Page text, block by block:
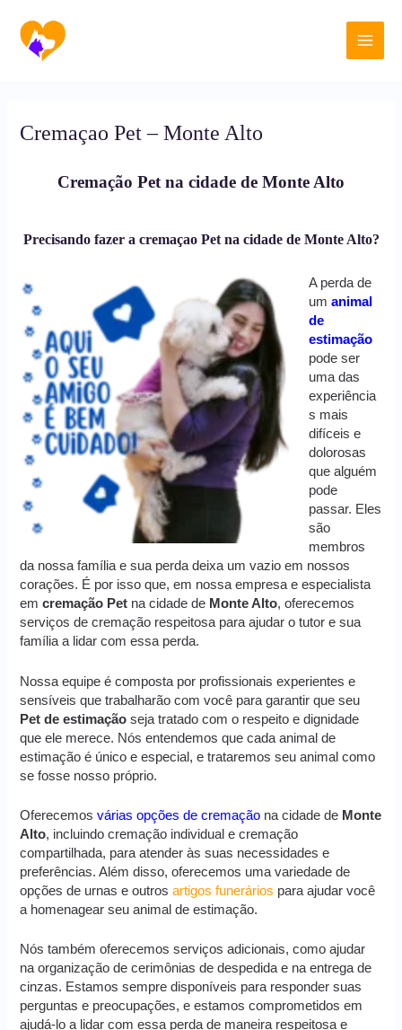
para
conteúdo
Main
Cremaçao Pet – Monte Alto
Cremação Pet na cidade de Monte Alto
Precisando fazer a cremaçao Pet na cidade de Monte Alto?
A perda de
umanimal
de
estimação
pode ser
uma das
experiência
s mais
difíceis e
dolorosas
que alguém
pode
passar. Eles
são
membros
da nossa família e sua perda deixa um vazio em nossos
corações. É por isso que, em nossa empresa e especialista
emcremação Pet na cidade de Monte Alto, oferecemos
serviços de cremação respeitosa para ajudar o tutor e sua
família a lidar com essa perda.
Nossa equipe é composta por profissionais experientes e
sensíveis que trabalharão com você para garantir que seu
Pet de estimação seja tratado com o respeito e dignidade
que ele merece. Nós entendemos que cada animal de
estimação é único e especial, e trataremos seu animal como
se fosse nosso próprio.
Oferecemosvárias opções de cremação na cidade de Monte
Alto, incluindo cremação individual e cremação
compartilhada, para atender às suas necessidades e
preferências. Além disso, oferecemos uma variedade de
opções de urnas e outrosartigos funerários para ajudar você
a homenagear seu animal de estimação.
Nós também oferecemos serviços adicionais, como ajudar
na organização de cerimônias de despedida e na entrega de
cinzas. Estamos sempre disponíveis para responder suas
perguntas e preocupações, e estamos comprometidos em
ajudá-lo a lidar com essa perda de maneira respeitosa e